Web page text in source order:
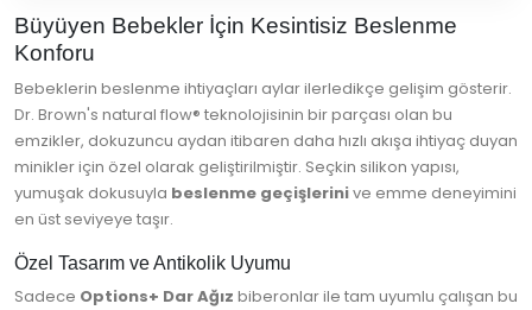
Büyüyen Bebekler İçin Kesintisiz Beslenme
Konforu
Bebeklerin beslenme ihtiyaçları aylar ilerledikçe gelişim gösterir.
Dr. Brown's natural flow® teknolojisinin bir parçası olan bu
emzikler, dokuzuncu aydan itibaren daha hızlı akışa ihtiyaç duyan
minikler için özel olarak geliştirilmiştir. Seçkin silikon yapısı,
yumuşak dokusuyla beslenme geçişlerinive emme deneyimini
en üst seviyeye taşır.
Özel Tasarım ve Antikolik Uyumu
Sadece Options+ Dar Ağız biberonlar ile tam uyumlu çalışan bu